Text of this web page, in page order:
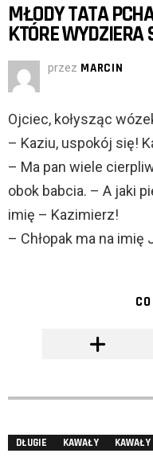
MŁODY TATA
KTÓRE WYDZIERA
przez MARCIN
Ojciec, kołysząc
– Kaziu, uspokój się!
– Ma pan wiele
obok babcia. – A jaki
imię – Kazimierz!
– Chłopak ma na imię
DŁUGIE KAWAŁY KAWAŁY